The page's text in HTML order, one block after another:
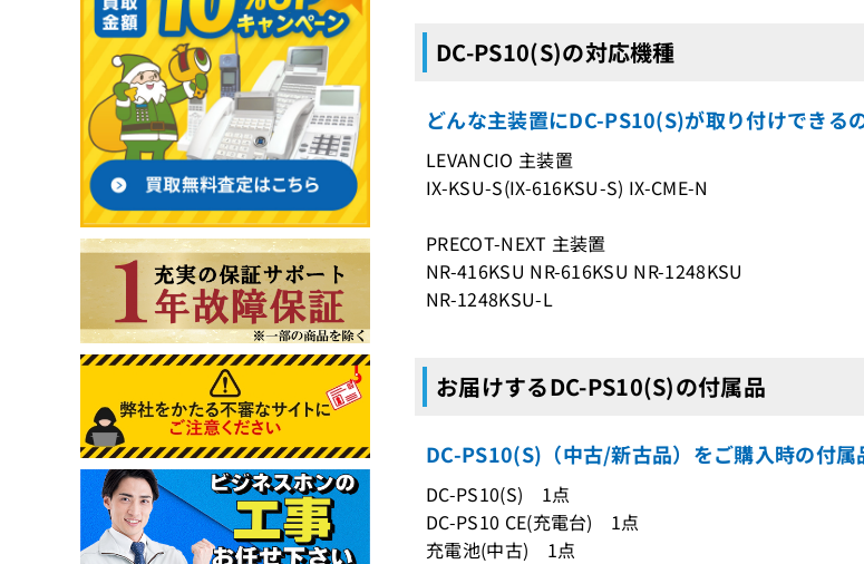
DC-PS10(S)の対応機種
どんな主装置にDC-PS10(S)が取り付けできる
LEVANCIO 主装置
IX-KSU-S(IX-616KSU-S) IX-CME-N
PRECOT-NEXT 主装置
NR-416KSU NR-616KSU NR-1248KSU
NR-1248KSU-L
お届けするDC-PS10(S)の付属品
DC-PS10(S)（中古/新古品）をご購入時の付属
DC-PS10(S) 1点
DC-PS10 CE(充電台) 1点
充電池(中古) 1点